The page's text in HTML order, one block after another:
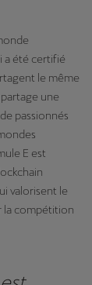
a été certifié
le même
une
passionnés
E est
valorisent le
la compétition